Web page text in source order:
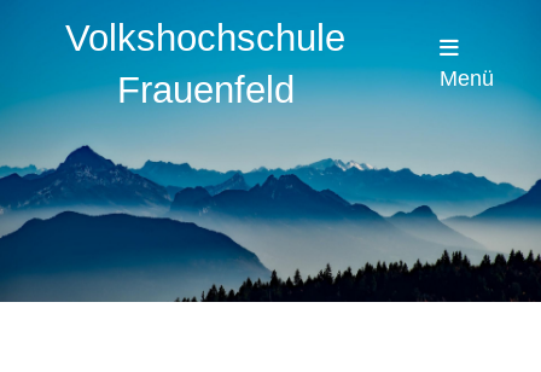
Volkshochschule
Frauenfeld
Menü